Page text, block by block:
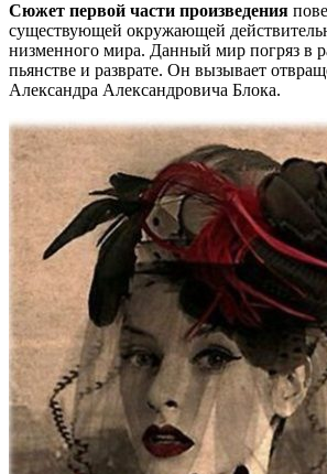
Сюжет первой части произведения
существующей окружающей
низменного мира. Данный мир погряз в
пьянстве и разврате. Он вызывает
Александра Александровича Блока.